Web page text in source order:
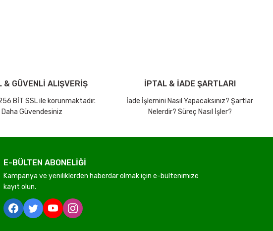
& GÜVENLİ ALIŞVERİŞ
BİT SSL ile korunmaktadır.
Daha Güvendesiniz
İPTAL & İADE ŞARTLARI
İade İşlemini Nasıl Yapacaksınız? Şartlar
Nelerdir? Süreç Nasıl İşler?
E-BÜLTEN ABONELİĞİ
Kampanya ve yeniliklerden haberdar olmak için e-bültenimize
kayıt olun.